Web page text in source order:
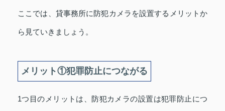
ここでは、貸事務所に防犯カメラを設置するメリットか
ら見ていきましょう。
メリット①犯罪防止につながる
1つ目のメリットは、防犯カメラの設置は犯罪防止につ